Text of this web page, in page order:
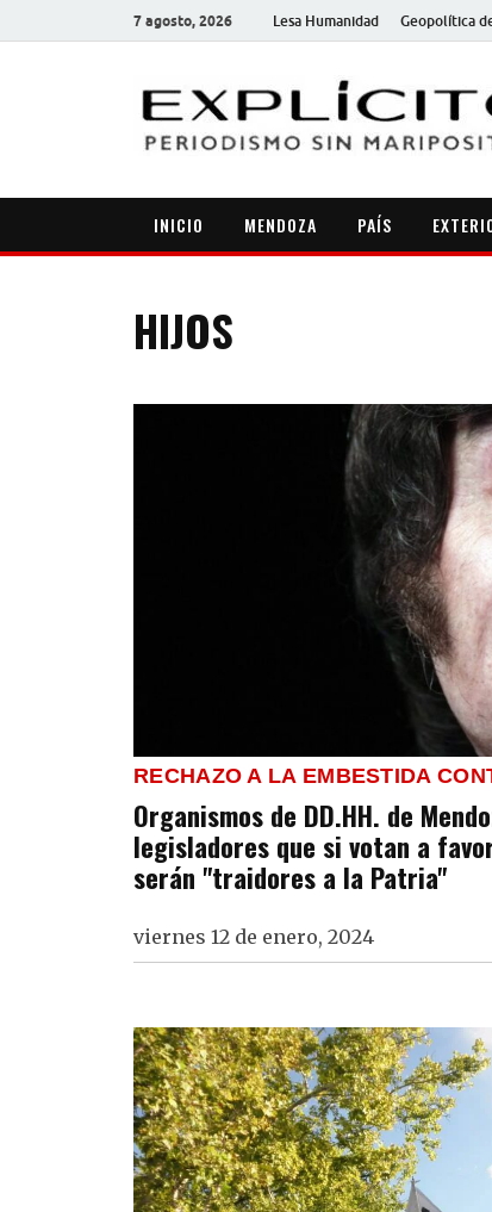
7 agosto, 2026 Lesa Humanidad Geopolítica
INICIO MENDOZA PAÍS
HIJOS
RECHAZO A LA EMBESTIDA
Organismos de DD.HH. de
legisladores que si votan a
serán "traidores a la Patria"
viernes 12 de enero, 2024